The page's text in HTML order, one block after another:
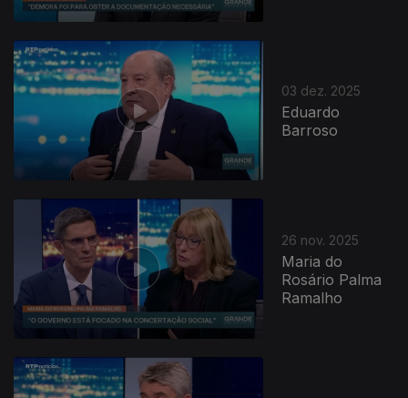
03 dez. 2025
Eduardo
Barroso
26 nov. 2025
Maria do
Rosário Palma
Ramalho